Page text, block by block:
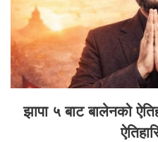
झापा ५ बाट बालेनको